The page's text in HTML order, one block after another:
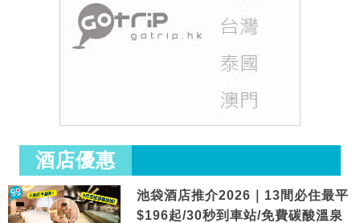
酒店優惠
池袋酒店推介2026｜13間必住最平
$196起/30秒到車站/免費碳酸溫泉